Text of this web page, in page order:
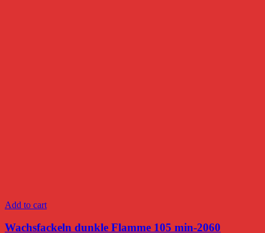
Add to cart
Wachsfackeln dunkle Flamme 105 min-2060